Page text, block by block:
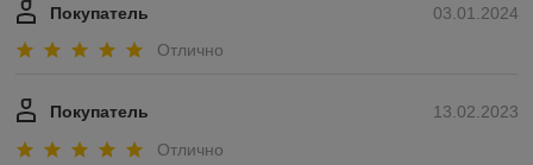
03.01.2024
Покупатель
Отлично
13.02.2023
Покупатель
Отлично